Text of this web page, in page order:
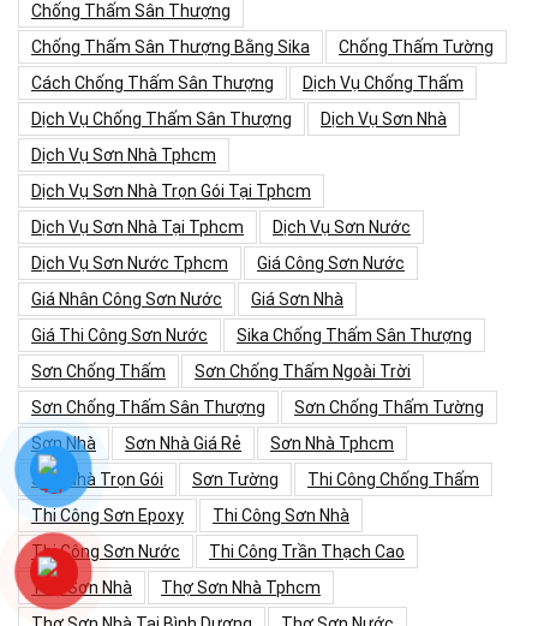
Chống Thấm Sân Thượng
Chống Thấm Sân Thượng Bằng Sika
Chống Thấm Tường
Cách Chống Thấm Sân Thượng
Dịch Vụ Chống Thấm
Dịch Vụ Chống Thấm Sân Thượng
Dịch Vụ Sơn Nhà
Dịch Vụ Sơn Nhà Tphcm
Dịch Vụ Sơn Nhà Trọn Gói Tại Tphcm
Dịch Vụ Sơn Nhà Tại Tphcm
Dịch Vụ Sơn Nước
Dịch Vụ Sơn Nước Tphcm
Giá Công Sơn Nước
Giá Nhân Công Sơn Nước
Giá Sơn Nhà
Giá Thi Công Sơn Nước
Sika Chống Thấm Sân Thượng
Sơn Chống Thấm
Sơn Chống Thấm Ngoài Trời
Sơn Chống Thấm Sân Thượng
Sơn Chống Thấm Tường
Sơn Nhà
Sơn Nhà Giá Rẻ
Sơn Nhà Tphcm
Sơn Nhà Trọn Gói
Sơn Tường
Thi Công Chống Thấm
Thi Công Sơn Epoxy
Thi Công Sơn Nhà
Thi Công Sơn Nước
Thi Công Trần Thạch Cao
Thợ Sơn Nhà
Thợ Sơn Nhà Tphcm